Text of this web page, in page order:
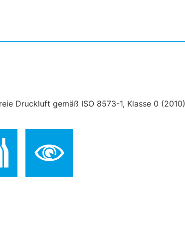
Druckluft gemäß ISO 8573-1, Klasse 0 (2010)